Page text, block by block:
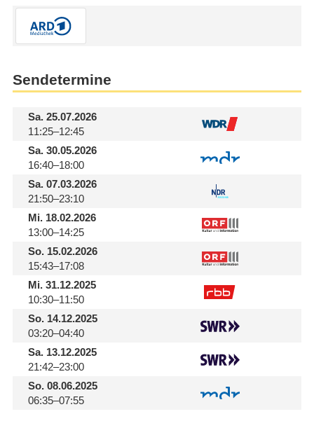
Sendetermine
Sa.25.07.2026
11:25–12:45
Sa.30.05.2026
16:40–18:00
Sa.07.03.2026
21:50–23:10
Mi.18.02.2026
13:00–14:25
So.15.02.2026
15:43–17:08
Mi.31.12.2025
10:30–11:50
So.14.12.2025
03:20–04:40
Sa.13.12.2025
21:42–23:00
So.08.06.2025
06:35–07:55